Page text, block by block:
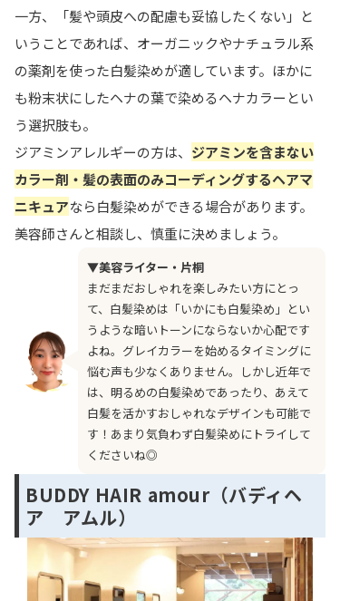
一方、「髪や頭皮への配慮も妥協したくない」と
いうことであれば、オーガニックやナチュラル系
の薬剤を使った白髪染めが適しています。ほかに
も粉末状にしたヘナの葉で染めるヘナカラーとい
う選択肢も。
ジアミンアレルギーの方は、 ジアミンを含まない
カラー剤・髪の表面のみコーディングするヘアマ
ニキュアなら白髪染めができる場合があります。
美容師さんと相談し、慎重に決めましょう。
▼美容ライター・片桐
まだまだおしゃれを楽しみたい方にとっ
て、白髪染めは「いかにも白髪染め」とい
うような暗いトーンにならないか心配です
よね。グレイカラーを始めるタイミングに
悩む声も少なくありません。しかし近年で
は、明るめの白髪染めであったり、あえて
白髪を活かすおしゃれなデザインも可能で
す！あまり気負わず白髪染めにトライして
くださいね◎
BUDDY HAIR amour（バディヘ
ア アムル）